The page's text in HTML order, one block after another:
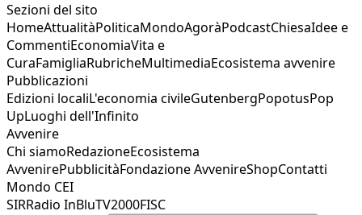
Sezioni del sito
HomeAttualitàPoliticaMondoAgoràPodcastChiesaIdee e
CommentiEconomiaVita e
CuraFamigliaRubricheMultimediaEcosistema avvenire
Pubblicazioni
Edizioni localiL'economia civileGutenbergPopotusPop
UpLuoghi dell'Infinito
Avvenire
Chi siamoRedazioneEcosistema
AvvenirePubblicitàFondazione AvvenireShopContatti
Mondo CEI
SIRRadio InBluTV2000FISC